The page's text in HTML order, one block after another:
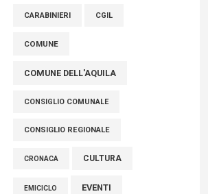
tra cui molti abruzzesi"
06 Agosto 2026
CARABINIERI CGIL
COMUNE
COMUNE DELL'AQUILA
CONSIGLIO COMUNALE
CONSIGLIO REGIONALE
CRONACA CULTURA
EMICICLO EVENTI